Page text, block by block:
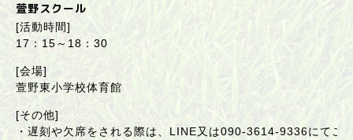
萱野スクール
[活動時間]
17：15～18：30
[会場]
萱野東小学校体育館
[その他]
・遅刻や欠席をされる際は、LINE又は090-3614-9336にてご